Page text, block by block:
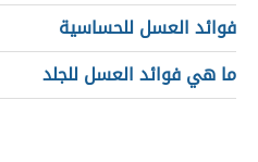
فوائد العسل للحساسية
ما هي فوائد العسل للجلد